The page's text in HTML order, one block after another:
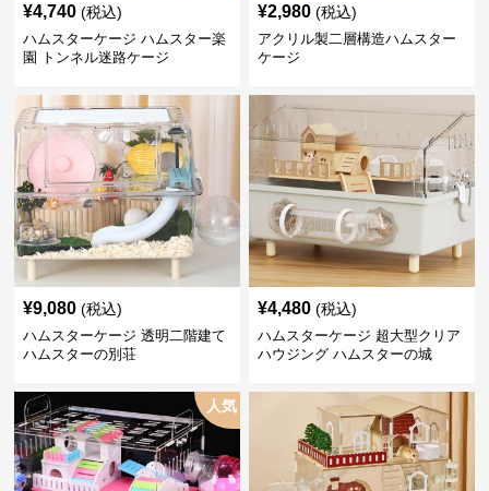
¥4,740 (税込)
ハムスターケージ ハムスター楽
園 トンネル迷路ケージ
¥2,980 (税込)
アクリル製二層構造ハムスター
ケージ
¥9,080 (税込)
ハムスターケージ 透明二階建て
ハムスターの別荘
¥4,480 (税込)
ハムスターケージ 超大型クリア
ハウジング ハムスターの城
人気